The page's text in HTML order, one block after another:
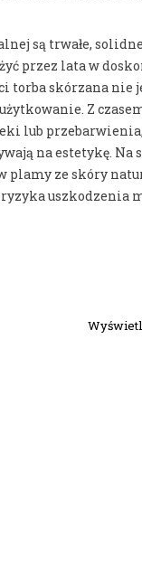
są trwałe,
przez lata w
torba skórzana nie
Z
lub
na estetykę. Na
plamy ze skóry
ryzyka uszkodzenia